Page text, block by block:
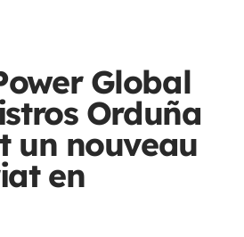
Global
Orduña
un nouveau
en